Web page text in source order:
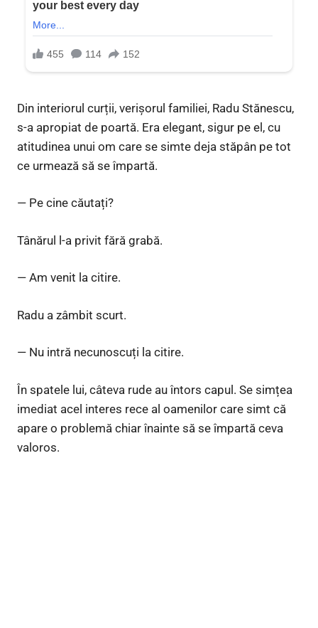
Din interiorul curții, verișorul familiei, Radu Stănescu,
s-a apropiat de poartă. Era elegant, sigur pe el, cu
atitudinea unui om care se simte deja stăpân pe tot
ce urmează să se împartă.
— Pe cine căutați?
Tânărul l-a privit fără grabă.
— Am venit la citire.
Radu a zâmbit scurt.
— Nu intră necunoscuți la citire.
În spatele lui, câteva rude au întors capul. Se simțea
imediat acel interes rece al oamenilor care simt că
apare o problemă chiar înainte să se împartă ceva
valoros.